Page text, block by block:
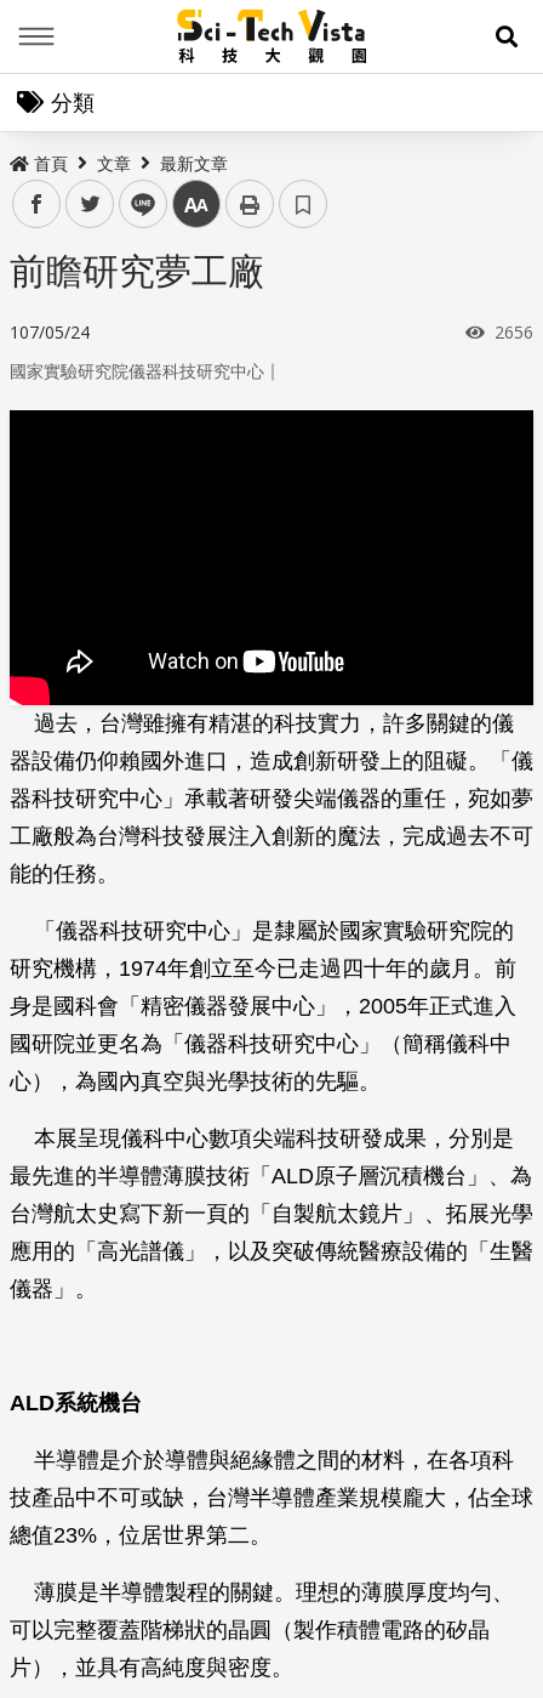
展
分類
首頁 文章 最新文章
facebooktwitter line 中
前瞻研究夢工廠
107/05/24 瀏覽
2656
國家實驗研究院儀器科技研究中心 ｜
過去，台灣雖擁有精湛的科技實力，許多關鍵的儀
器設備仍仰賴國外進口，造成創新研發上的阻礙。「儀
器科技研究中心」承載著研發尖端儀器的重任，宛如夢
工廠般為台灣科技發展注入創新的魔法，完成過去不可
能的任務。
「儀器科技研究中心」是隸屬於國家實驗研究院的
研究機構，1974年創立至今已走過四十年的歲月。前
身是國科會「精密儀器發展中心」，2005年正式進入
國研院並更名為「儀器科技研究中心」（簡稱儀科中
心），為國內真空與光學技術的先驅。
本展呈現儀科中心數項尖端科技研發成果，分別是
最先進的半導體薄膜技術「ALD原子層沉積機台」、為
台灣航太史寫下新一頁的「自製航太鏡片」、拓展光學
應用的「高光譜儀」，以及突破傳統醫療設備的「生醫
儀器」。
ALD系統機台
半導體是介於導體與絕緣體之間的材料，在各項科
技產品中不可或缺，台灣半導體產業規模龐大，佔全球
總值23%，位居世界第二。
薄膜是半導體製程的關鍵。理想的薄膜厚度均勻、
可以完整覆蓋階梯狀的晶圓（製作積體電路的矽晶
片），並具有高純度與密度。